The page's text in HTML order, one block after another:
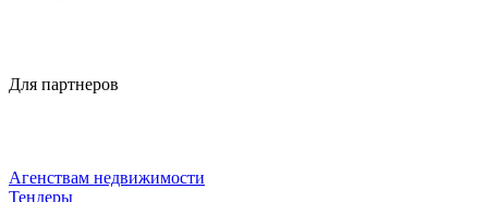
Для партнеров
Агенствам недвижимости
Тендеры